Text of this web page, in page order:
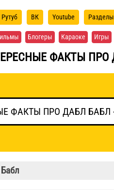
Рутуб ВК Youtube Разделы
Блогеры Караоке Игры
ФАКТЫ ПРО